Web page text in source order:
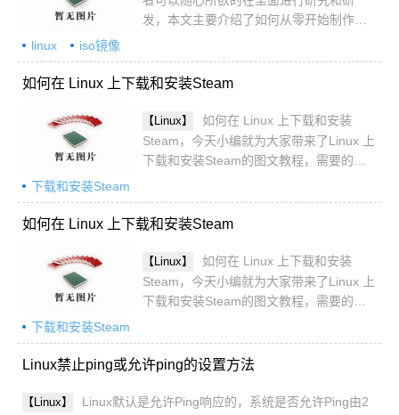
发，本文主要介绍了如何从零开始制作一
兴趣的可以了解一下
linux iso镜像
如何在 Linux 上下载和安装Steam
【Linux】
如何在 Linux 上下载和安装
Steam，今天小编就为大家带来了Linux 上
下载和安装Steam的图文教程，需要的朋
下载和安装Steam
如何在 Linux 上下载和安装Steam
【Linux】
如何在 Linux 上下载和安装
Steam，今天小编就为大家带来了Linux 上
下载和安装Steam的图文教程，需要的朋
下载和安装Steam
Linux禁止ping或允许ping的设置方法
【Linux】
Linux默认是允许Ping响应的，系统是否允许Ping由2